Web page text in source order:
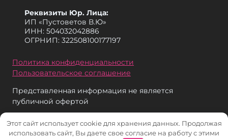
Реквизиты Юр. Лица:
ИП «Пуcтоветов В.Ю»
ИНН: 504032042886
ОГРНИП: 322508100177197
Политика конфиденциальности
Пользовательское соглашение
Представленная информация не является
публичной офертой
© 2026 iLikeStore - Продажа техники Apple в Москве и МО.
Этот сайт использует cookie для хранения данных. Продолжая
использовать сайт, Вы даете свое согласие на работу с этими